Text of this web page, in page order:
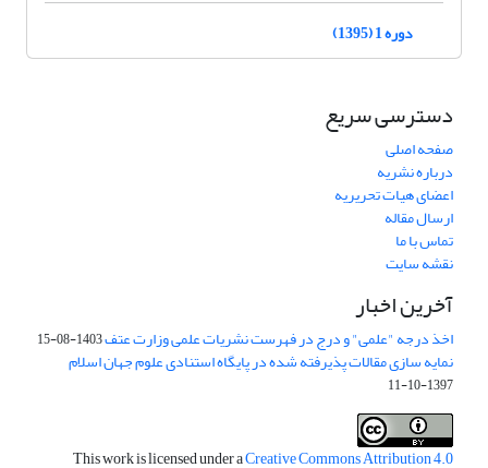
دوره 1 (1395)
دسترسی سریع
صفحه اصلی
درباره نشریه
اعضای هیات تحریریه
ارسال مقاله
تماس با ما
نقشه سایت
آخرین اخبار
اخذ درجه "علمی" و درج در فهرست نشریات علمی وزارت عتف1403-08-15
نمایه سازی مقالات پذیرفته شده در پایگاه استنادی علوم جهان اسلام
1397-10-11
This work is licensed under aCreative Commons Attribution 4.0